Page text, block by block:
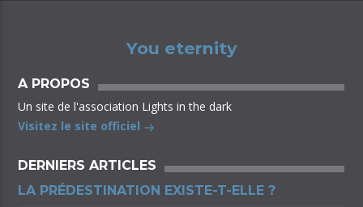
You eternity
A PROPOS
Un site de l'association Lights in the dark
Visitez le site officiel
DERNIERS ARTICLES
LA PRÉDESTINATION EXISTE-T-ELLE ?